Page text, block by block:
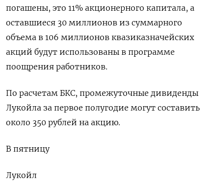
погашены, это 11% акционерного капитала, а
оставшиеся 30 миллионов из суммарного
объема в 106 миллионов квазиказначейских
акций будут использованы в программе
поощрения работников.
По расчетам БКС, промежуточные дивиденды
Лукойла за первое полугодие могут составить
около 350 рублей на акцию.
В пятницу
Лукойл